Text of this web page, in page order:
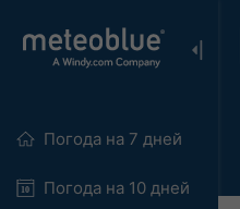
Погода на 7 дней
Погода на 10 дней